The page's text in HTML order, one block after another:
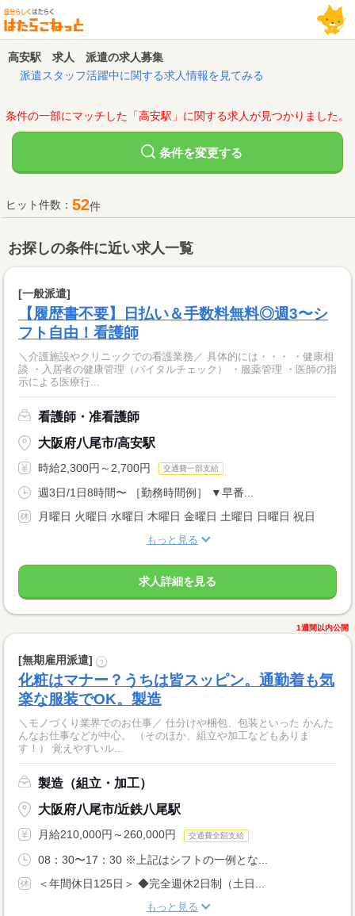
高安駅 求人 派遣の求人募集
派遣スタッフ活躍中に関する求人情報を見てみる
条件の一部にマッチした「高安駅」に関する求人が見つかりました。
条件を変更する
ヒット件数： 52件
お探しの条件に近い求人一覧
[一般派遣]
【履歴書不要】日払い＆手数料無料◎週3〜シ
フト自由！看護師
＼介護施設やクリニックでの看護業務／ 具体的には・・・ ・健康相
談 ・入居者の健康管理（バイタルチェック） ・服薬管理 ・医師の指
示による医療行...
看護師・准看護師
大阪府八尾市/高安駅
時給2,300円～2,700円 交通費一部支給
週3日/1日8時間〜 ［勤務時間例］ ▼早番...
月曜日 火曜日 水曜日 木曜日 金曜日 土曜日 日曜日 祝日
もっと見る
求人詳細を見る
1週間以内公開
[無期雇用派遣] ?
化粧はマナー？うちは皆スッピン。通勤着も気
楽な服装でOK。製造
＼モノづくり業界でのお仕事／ 仕分けや梱包、包装といった かんた
んなお仕事などが中心。 （そのほか、組立や加工などもありま
す！） 覚えやすいル...
製造（組立・加工）
大阪府八尾市/近鉄八尾駅
月給210,000円～260,000円 交通費全額支給
08：30〜17：30 ※上記はシフトの一例とな...
＜年間休日125日＞ ◆完全週休2日制（土日...
もっと見る